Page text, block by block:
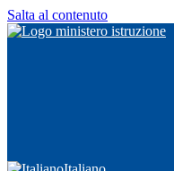
Salta al contenuto